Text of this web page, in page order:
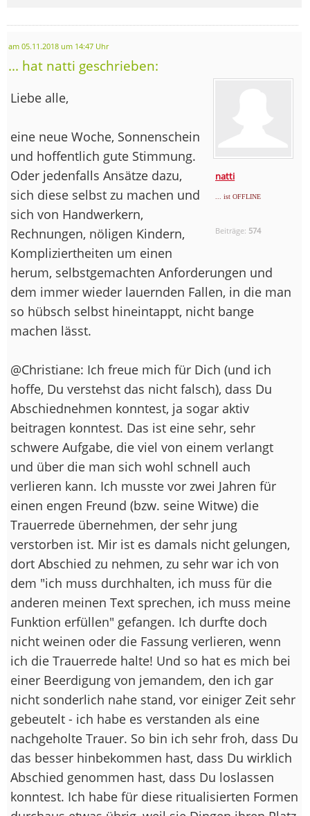
am 05.11.2018 um 14:47 Uhr
... hat natti geschrieben:
natti
... ist OFFLINE
Beiträge: 574
Liebe alle,
eine neue Woche, Sonnenschein
und hoffentlich gute Stimmung.
Oder jedenfalls Ansätze dazu,
sich diese selbst zu machen und
sich von Handwerkern,
Rechnungen, nöligen Kindern,
Kompliziertheiten um einen
herum, selbstgemachten Anforderungen und
dem immer wieder lauernden Fallen, in die man
so hübsch selbst hineintappt, nicht bange
machen lässt.
@Christiane: Ich freue mich für Dich (und ich
hoffe, Du verstehst das nicht falsch), dass Du
Abschiednehmen konntest, ja sogar aktiv
beitragen konntest. Das ist eine sehr, sehr
schwere Aufgabe, die viel von einem verlangt
und über die man sich wohl schnell auch
verlieren kann. Ich musste vor zwei Jahren für
einen engen Freund (bzw. seine Witwe) die
Trauerrede übernehmen, der sehr jung
verstorben ist. Mir ist es damals nicht gelungen,
dort Abschied zu nehmen, zu sehr war ich von
dem "ich muss durchhalten, ich muss für die
anderen meinen Text sprechen, ich muss meine
Funktion erfüllen" gefangen. Ich durfte doch
nicht weinen oder die Fassung verlieren, wenn
ich die Trauerrede halte! Und so hat es mich bei
einer Beerdigung von jemandem, den ich gar
nicht sonderlich nahe stand, vor einiger Zeit sehr
gebeutelt - ich habe es verstanden als eine
nachgeholte Trauer. So bin ich sehr froh, dass Du
das besser hinbekommen hast, dass Du wirklich
Abschied genommen hast, dass Du loslassen
konntest. Ich habe für diese ritualisierten Formen